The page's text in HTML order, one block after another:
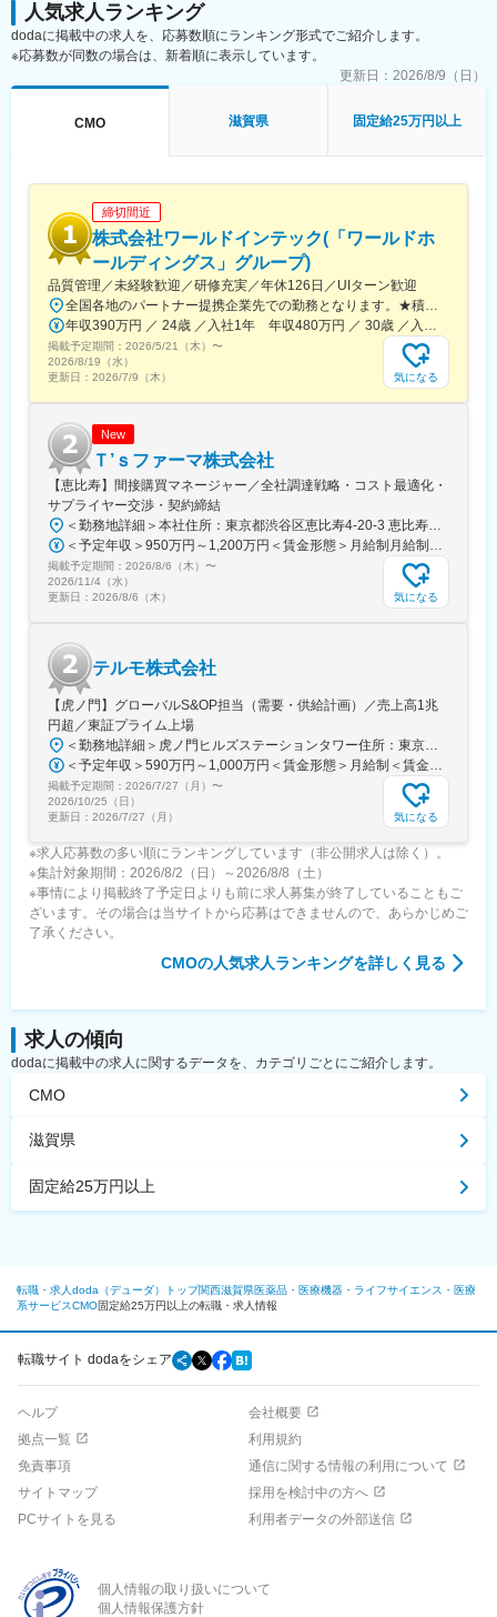
■担当製品：
心臓や下肢の血管の病気に対し、カテーテルを用いて治療する
「バスキュラーインターベンション（血管内カテーテル治療）」
肝臓がんの化学療法「インターベンショナルオンコロジー」に関
医師が求める操作性や品質を追求するとともに、患者さんの身体
https://www.terumo.co.jp/business/tis
■配属エリア：
国内支店のいずれかの配属となります。それぞれ在籍拠点をベー
スにチームでエリアを担当しています。業務を通じた「感動」と
「成長」を大事にする職場でチーム活動を重視した風土です。
■担当に関して：
大学病院などの基幹病院を担当いただきます。
■仕事の魅力：
治療部位や手順に合わせて多様な製品を展開する中で、患者さん
には治療効果とQOLの向上を、ドクターには手技において最大限
のパフォーマンスを発揮できる製品を提供することを目指してい
ます。中でもMRは製品情報提供のみならず、販売した医療機器が
安全に使用されるために研修会を開催しり、使用にあたってのト
レーニングの機会を提供するなど重要な役割を担っているため、
やりがいを感じられます。
人気求人ランキング
dodaに掲載中の求人を、応募数順にランキング形式でご紹介します。
※応募数が同数の場合は、新着順に表示しています。
更新日： 2026/8/9（日）
CMO 滋賀県 固定給25万円以上
締切間近
株式会社ワールドインテック(「ワールドホ
ールディングス」グループ)
品質管理／未経験歓迎／研修充実／年休126日／UIターン歓迎
全国各地のパートナー提携企業先での勤務となります。★積極採用中エリア東京・神奈川・千葉・埼玉・大阪・京都・滋賀・兵庫・愛知・三重・福岡※北海道・沖縄県を除く45都府県に多彩なプロジェクトを用意。※勤務地は希望を最大限考慮して決定します。※U・Iターン歓迎！住宅補助あり（月6万7000円まで会社補助）＼NEW！エリア制度導入／全国でスキルを伸ばしたい方も、好きな場所で研究をしたい方も、ご希望をお聞かせください！詳細は選考時にご案内いたします。【配属先企業の一例】中外製薬株式会社中外製薬工業株式会社株式会社明治堺化学工業株式会社日本化薬株式会社日東電工株式会社 豊橋事業所ニプロファーマ株式会社 大舘工場株式会社カネカ株式会社DNPファインケミカル宇都宮株式会社中外医科学研究所東邦チタニウム株式会社高田製薬株式会社株式会社理研ジェネシス株式会社マテリアルゲート三井化学EMS株式会社株式会社エネコート 他
年収390万円 ／ 24歳 ／入社1年 年収480万円 ／ 30歳 ／入社6年
掲載予定期間： 2026/5/21（木） 〜
2026/8/19（水）
更新日： 2026/7/9（木） 気になる
New
Ｔ’ｓファーマ株式会社
【恵比寿】間接購買マネージャー／全社調達戦略・コスト最適化・
サプライヤー交渉・契約締結
＜勤務地詳細＞本社住所：東京都渋谷区恵比寿4-20-3 恵比寿ガーデンプレイスタワー18F勤務地最寄駅：各線／恵比寿駅受動喫煙対策：屋内全面禁煙変更の範囲：会社の定める事業所（リモートワーク含む）
＜予定年収＞950万円～1,200万円＜賃金形態＞月給制月給制。ご経験等により変動あり、当社既定により決定。＜賃金内訳＞月額（基本給）：688,000円～869,000円＜月給＞688,000円～869,000円＜昇給有無＞有＜残業手当＞有＜給与補足＞ご経験等により変動あり、当社既定により決定。業績賞与年1回、昇給年1回。賃金はあくまでも目安の金額であり、選考を通じて上下する可能性があります。月給(月額)は固定手当を含めた表記です。
掲載予定期間： 2026/8/6（木） 〜
2026/11/4（水）
更新日： 2026/8/6（木） 気になる
テルモ株式会社
【虎ノ門】グローバルS&OP担当（需要・供給計画）／売上高1兆
円超／東証プライム上場
＜勤務地詳細＞虎ノ門ヒルズステーションタワー住所：東京都港区虎ノ門２丁目６－１ 虎ノ門ヒルズ ステーションタワー 受動喫煙対策：敷地内喫煙可能場所あり変更の範囲：会社の定める事業所
＜予定年収＞590万円～1,000万円＜賃金形態＞月給制＜賃金内訳＞月額（基本給）：279,000円～534,000円＜月給＞279,000円～534,000円＜昇給有無＞有＜残業手当＞有＜給与補足＞※上記年収はあくまでも目安の金額であり、選考を通じて経験、能力等を考慮し同社規定により決定します。■賞与あり（年2回）■昇給・昇格あり（年1回）■職位：一般職～主任職賃金はあくまでも目安の金額であり、選考を通じて上下する可能性があります。月給(月額)は固定手当を含めた表記です。
掲載予定期間： 2026/7/27（月） 〜
2026/10/25（日）
更新日： 2026/7/27（月） 気になる
※求人応募数の多い順にランキングしています（非公開求人は除く）。
※集計対象期間：2026/8/2（日）～2026/8/8（土）
※事情により掲載終了予定日よりも前に求人募集が終了していることもご
ざいます。その場合は当サイトから応募はできませんので、あらかじめご
了承ください。
CMOの人気求人ランキングを詳しく見る
求人の傾向
dodaに掲載中の求人に関するデータを、カテゴリごとにご紹介します。
CMO
滋賀県
固定給25万円以上
転職・求人doda（デューダ）トップ関西滋賀県医薬品・医療機器・ライフサイエンス・医療
系サービスCMO固定給25万円以上の転職・求人情報
転職サイト dodaをシェア
ヘルプ
会社概要
拠点一覧
利用規約
免責事項
通信に関する情報の利用について
サイトマップ
採用を検討中の方へ
PCサイトを見る
利用者データの外部送信
個人情報の取り扱いについて
個人情報保護方針